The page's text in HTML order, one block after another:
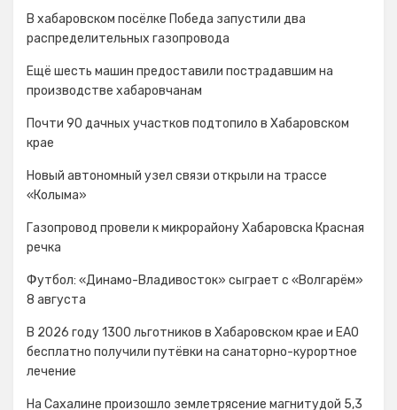
В хабаровском посёлке Победа запустили два
распределительных газопровода
Ещё шесть машин предоставили пострадавшим на
производстве хабаровчанам
Почти 90 дачных участков подтопило в Хабаровском
крае
Новый автономный узел связи открыли на трассе
«Колыма»
Газопровод провели к микрорайону Хабаровска Красная
речка
Футбол: «Динамо-Владивосток» сыграет с «Волгарём»
8 августа
В 2026 году 1300 льготников в Хабаровском крае и ЕАО
бесплатно получили путёвки на санаторно-курортное
лечение
На Сахалине произошло землетрясение магнитудой 5,3